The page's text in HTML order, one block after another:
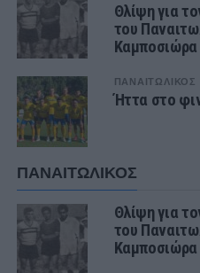
Θλίψη για
του
Καμποσιώρα
ΠΑΝΑΙΤΩΛΙΚΟΣ
Ήττα στο
ΠΑΝΑΙΤΩΛΙΚΟΣ
Θλίψη για
του
Καμποσιώρα